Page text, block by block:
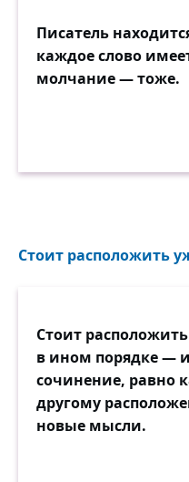
Писатель
каждое слово
молчание — тоже.
Стоит расположить
Стоит
в ином порядке —
сочинение, равно
другому
новые мысли.